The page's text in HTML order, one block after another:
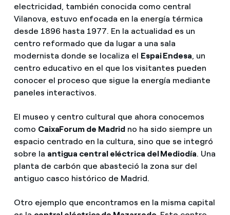
electricidad, también conocida como central
Vilanova, estuvo enfocada en la energía térmica
desde 1896 hasta 1977. En la actualidad es un
centro reformado que da lugar a una sala
modernista donde se localiza el Espai Endesa, un
centro educativo en el que los visitantes pueden
conocer el proceso que sigue la energía mediante
paneles interactivos.
El museo y centro cultural que ahora conocemos
como CaixaForum de Madrid no ha sido siempre un
espacio centrado en la cultura, sino que se integró
sobre la antigua central eléctrica del Mediodía. Una
planta de carbón que abasteció la zona sur del
antiguo casco histórico de Madrid.
Otro ejemplo que encontramos en la misma capital